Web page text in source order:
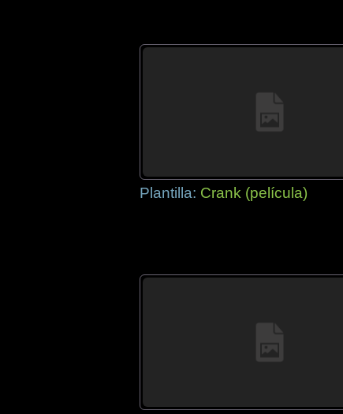
Plantilla: Crank (película)